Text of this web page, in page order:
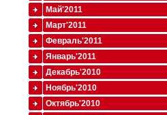
Май'2011
Март'2011
Февраль'2011
Январь'2011
Декабрь'2010
Ноябрь'2010
Октябрь'2010